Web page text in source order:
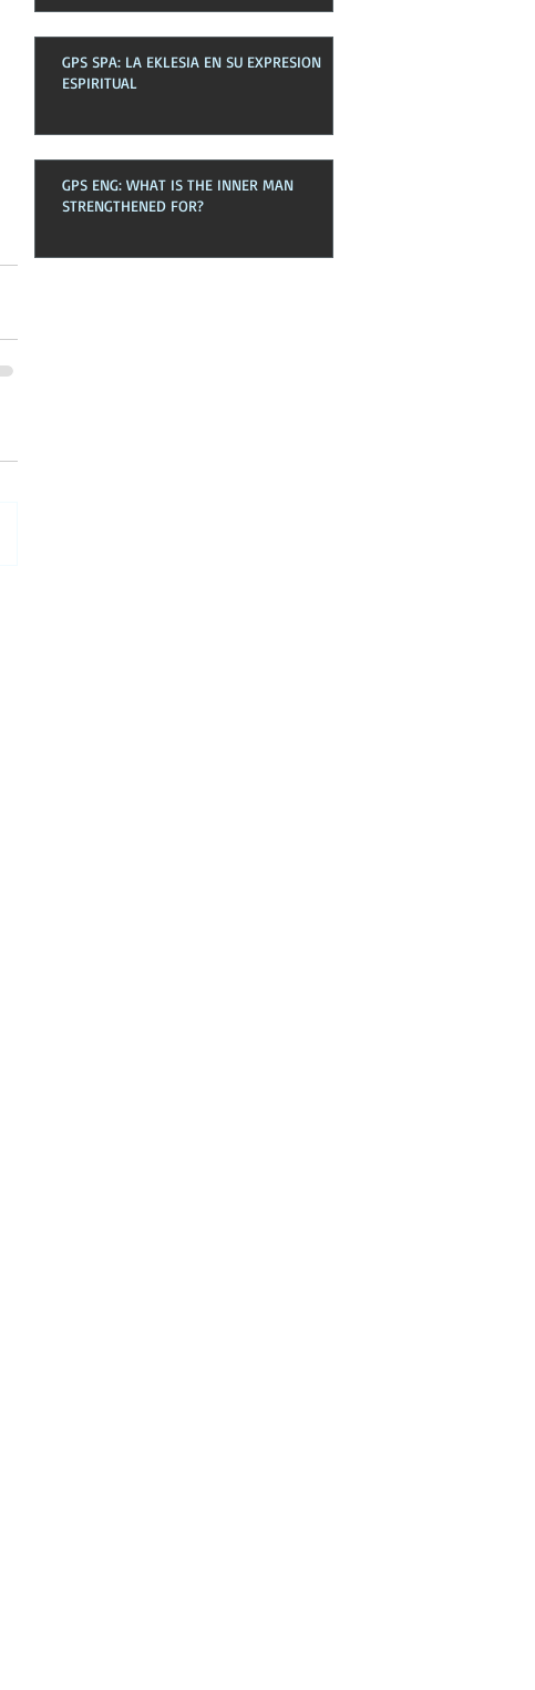
GPS SPA: LA EKLESIA EN SU EXPRESION
ESPIRITUAL
GPS ENG: WHAT IS THE INNER MAN
STRENGTHENED FOR?